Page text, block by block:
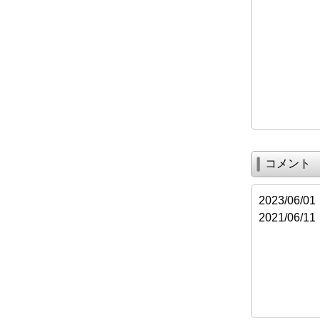
コメント
2023/06/01
2021/06/